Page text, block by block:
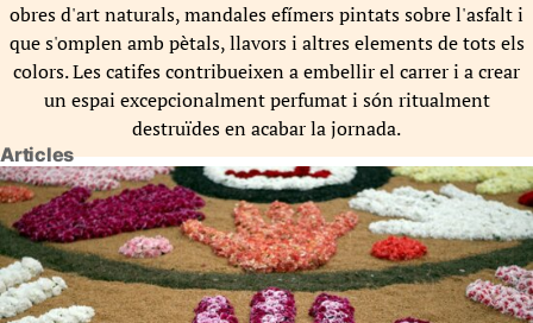
obres d'art naturals, mandales efímers pintats sobre l'asfalt i
que s'omplen amb pètals, llavors i altres elements de tots els
colors. Les catifes contribueixen a embellir el carrer i a crear
un espai excepcionalment perfumat i són ritualment
destruïdes en acabar la jornada.
Articles